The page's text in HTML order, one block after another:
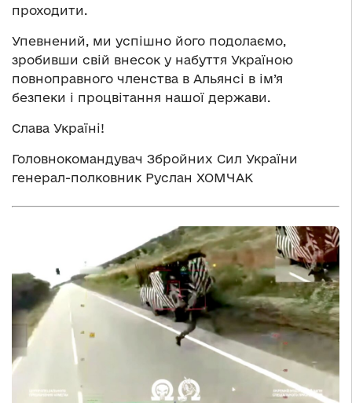
проходити.
Упевнений, ми успішно його подолаємо,
зробивши свій внесок у набуття Україною
повноправного членства в Альянсі в ім’я
безпеки і процвітання нашої держави.
Слава Україні!
Головнокомандувач Збройних Сил України
генерал-полковник Руслан ХОМЧАК